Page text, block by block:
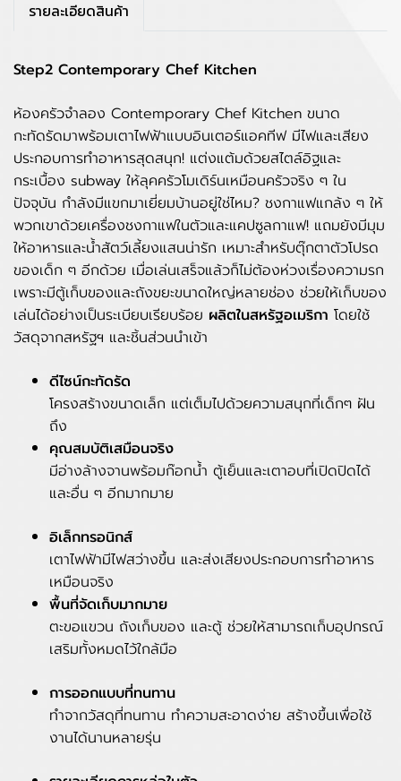
รายละเอียดสินค้า
Step2 Contemporary Chef Kitchen
ห้องครัวจำลอง Contemporary Chef Kitchen ขนาด
กะทัดรัดมาพร้อมเตาไฟฟ้าแบบอินเตอร์แอคทีฟ มีไฟและเสียง
ประกอบการทำอาหารสุดสนุก! แต่งแต้มด้วยสไตล์อิฐและ
กระเบื้อง subway ให้ลุคครัวโมเดิร์นเหมือนครัวจริง ๆ ใน
ปัจจุบัน กำลังมีแขกมาเยี่ยมบ้านอยู่ใช่ไหม? ชงกาแฟแกล้ง ๆ ให้
พวกเขาด้วยเครื่องชงกาแฟในตัวและแคปซูลกาแฟ! แถมยังมีมุม
ให้อาหารและน้ำสัตว์เลี้ยงแสนน่ารัก เหมาะสำหรับตุ๊กตาตัวโปรด
ของเด็ก ๆ อีกด้วย เมื่อเล่นเสร็จแล้วก็ไม่ต้องห่วงเรื่องความรก
เพราะมีตู้เก็บของและถังขยะขนาดใหญ่หลายช่อง ช่วยให้เก็บของ
เล่นได้อย่างเป็นระเบียบเรียบร้อย ผลิตในสหรัฐอเมริกา โดยใช้
วัสดุจากสหรัฐฯ และชิ้นส่วนนำเข้า
ดีไซน์กะทัดรัด
โครงสร้างขนาดเล็ก แต่เต็มไปด้วยความสนุกที่เด็กๆ ฝัน
ถึง
คุณสมบัติเสมือนจริง
มีอ่างล้างจานพร้อมก๊อกน้ำ ตู้เย็นและเตาอบที่เปิดปิดได้
และอื่น ๆ อีกมากมาย
อิเล็กทรอนิกส์
เตาไฟฟ้ามีไฟสว่างขึ้น และส่งเสียงประกอบการทำอาหาร
เหมือนจริง
พื้นที่จัดเก็บมากมาย
ตะขอแขวน ถังเก็บของ และตู้ ช่วยให้สามารถเก็บอุปกรณ์
เสริมทั้งหมดไว้ใกล้มือ
การออกแบบที่ทนทาน
ทำจากวัสดุที่ทนทาน ทำความสะอาดง่าย สร้างขึ้นเพื่อใช้
งานได้นานหลายรุ่น